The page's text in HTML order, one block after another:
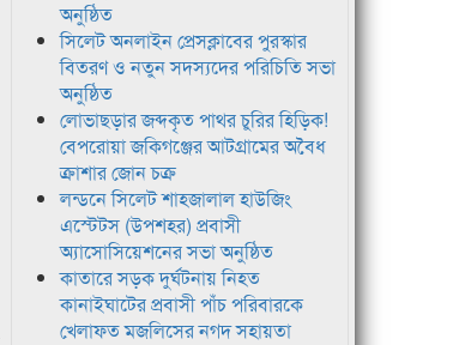
অনুষ্ঠিত
সিলেট অনলাইন প্রেসক্লাবের পুরস্কার
বিতরণ ও নতুন সদস্যদের পরিচিতি সভা
অনুষ্ঠিত
লোভাছড়ার জব্দকৃত পাথর চুরির হিড়িক!
বেপরোয়া জকিগঞ্জের আটগ্রামের অবৈধ
ক্রাশার জোন চক্র
লন্ডনে সিলেট শাহজালাল হাউজিং
এস্টেটস (উপশহর) প্রবাসী
অ্যাসোসিয়েশনের সভা অনুষ্ঠিত
কাতারে সড়ক দুর্ঘটনায় নিহত
কানাইঘাটের প্রবাসী পাঁচ পরিবারকে
খেলাফত মজলিসের নগদ সহায়তা